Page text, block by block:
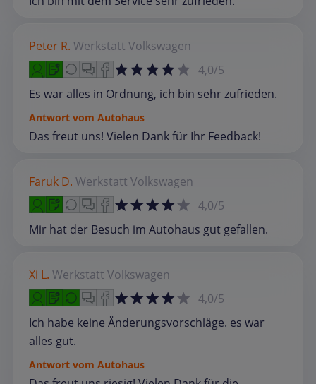
Peter R. Werkstatt Volkswagen
4,0/5
Es war alles in Ordnung, ich bin sehr zufrieden.
Antwort vom Autohaus
Das freut uns! Vielen Dank für Ihr Feedback!
Faruk D. Werkstatt Volkswagen
4,0/5
Mir hat der Besuch im Autohaus gut gefallen.
Xi L. Werkstatt Volkswagen
4,0/5
Ich habe keine Änderungsvorschläge. es war
alles gut.
Antwort vom Autohaus